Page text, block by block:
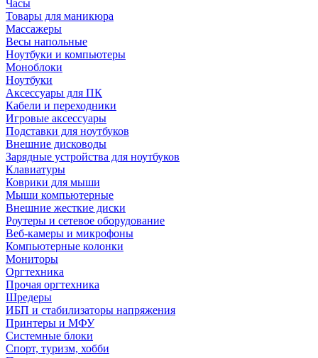
Часы
Товары для маникюра
Массажеры
Весы напольные
Ноутбуки и компьютеры
Моноблоки
Ноутбуки
Аксессуары для ПК
Кабели и переходники
Игровые аксессуары
Подставки для ноутбуков
Внешние дисководы
Зарядные устройства для ноутбуков
Клавиатуры
Коврики для мыши
Мыши компьютерные
Внешние жесткие диски
Роутеры и сетевое оборудование
Веб-камеры и микрофоны
Компьютерные колонки
Мониторы
Оргтехника
Прочая оргтехника
Шредеры
ИБП и стабилизаторы напряжения
Принтеры и МФУ
Системные блоки
Спорт, туризм, хобби